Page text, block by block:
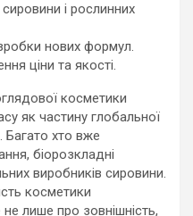
і рослинних
нових формул.
ціни та якості.
косметики
як частину глобальної
Багато хто вже
біорозкладні
виробників сировини.
косметики
лише про зовнішність,